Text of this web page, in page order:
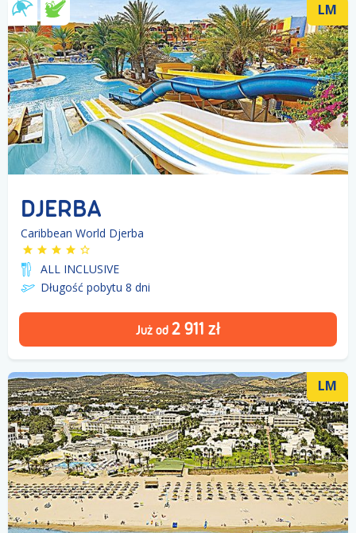
LM
DJERBA
Caribbean World Djerba
ALL INCLUSIVE
Długość pobytu 8 dni
Już od 2 911 zł
LM